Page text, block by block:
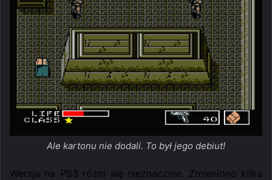
Ale kartonu nie dodali. To był jego debiut!
Wersja na PS3 różni się nieznacznie. Zmieniono kilka